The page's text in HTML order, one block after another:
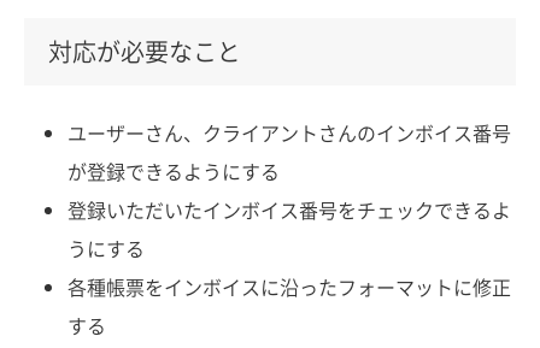
対応が必要なこと
ユーザーさん、クライアントさんのインボイス番号
が登録できるようにする
登録いただいたインボイス番号をチェックできるよ
うにする
各種帳票をインボイスに沿ったフォーマットに修正
する